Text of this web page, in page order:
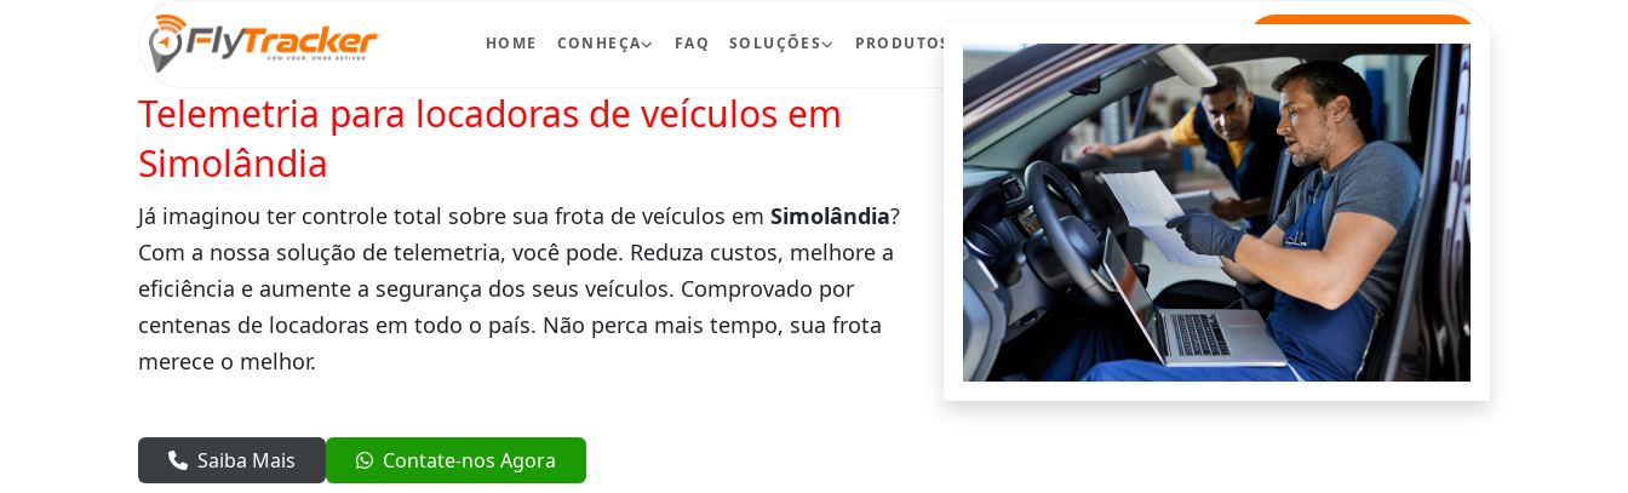
Rastreamento
HOME CONHEÇA FAQ SOLUÇÕES PRODUTOS BLOG CONTATO
Unidade Simolândia
Telemetria para locadoras de veículos em
Simolândia
Já imaginou ter controle total sobre sua frota de veículos em Simolândia?
Com a nossa solução de telemetria, você pode. Reduza custos, melhore a
eficiência e aumente a segurança dos seus veículos. Comprovado por
centenas de locadoras em todo o país. Não perca mais tempo, sua frota
merece o melhor.
Saiba Mais Contate-nos Agora